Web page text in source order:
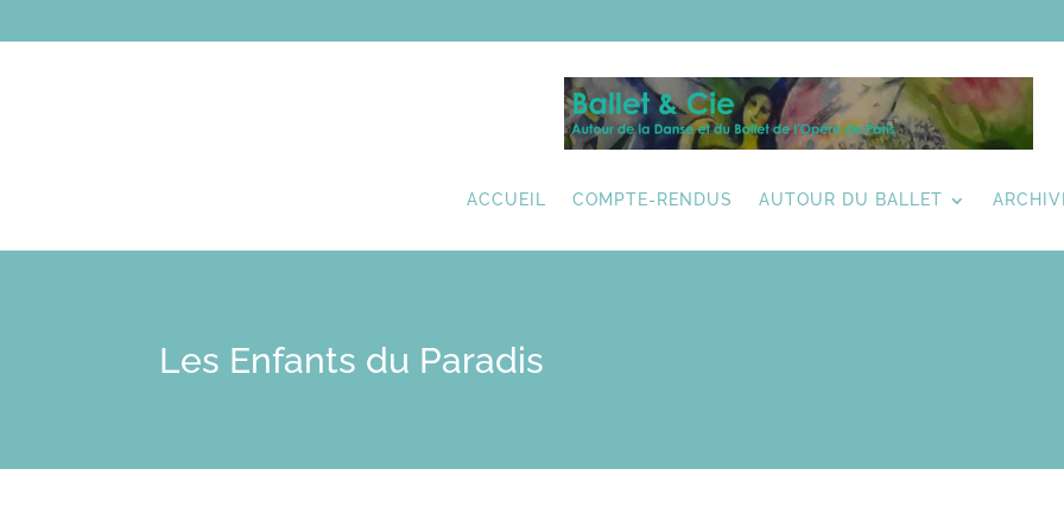
ACCUEIL COMPTE-RENDUS AUTOUR DU BALLET
Les Enfants du Paradis